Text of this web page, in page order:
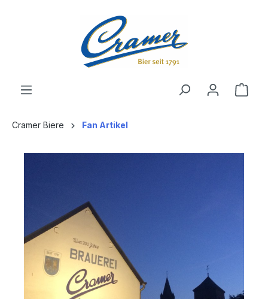
Cramer Biere Fan Artikel